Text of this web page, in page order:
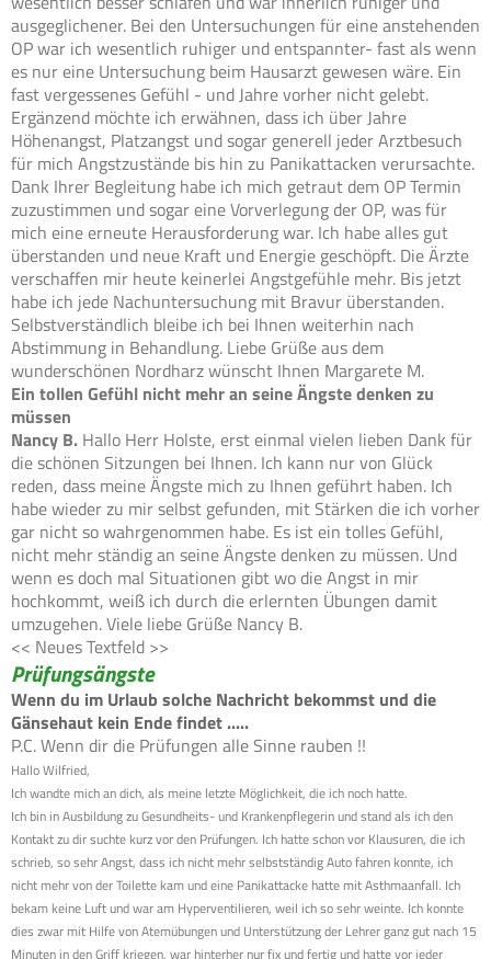
ausgeglichener. Bei den Untersuchungen für eine anstehenden
OP war ich wesentlich ruhiger und entspannter- fast als wenn
es nur eine Untersuchung beim Hausarzt gewesen wäre. Ein
fast vergessenes Gefühl - und Jahre vorher nicht gelebt.
Ergänzend möchte ich erwähnen, dass ich über Jahre
Höhenangst, Platzangst und sogar generell jeder Arztbesuch
für mich Angstzustände bis hin zu Panikattacken verursachte.
Dank Ihrer Begleitung habe ich mich getraut dem OP Termin
zuzustimmen und sogar eine Vorverlegung der OP, was für
mich eine erneute Herausforderung war. Ich habe alles gut
überstanden und neue Kraft und Energie geschöpft. Die Ärzte
verschaffen mir heute keinerlei Angstgefühle mehr. Bis jetzt
habe ich jede Nachuntersuchung mit Bravur überstanden.
Selbstverständlich bleibe ich bei Ihnen weiterhin nach
Abstimmung in Behandlung. Liebe Grüße aus dem
wunderschönen Nordharz wünscht Ihnen Margarete M.
Ein tollen Gefühl nicht mehr an seine Ängste denken zu
müssen
Nancy B. Hallo Herr Holste, erst einmal vielen lieben Dank für
die schönen Sitzungen bei Ihnen. Ich kann nur von Glück
reden, dass meine Ängste mich zu Ihnen geführt haben. Ich
habe wieder zu mir selbst gefunden, mit Stärken die ich vorher
gar nicht so wahrgenommen habe. Es ist ein tolles Gefühl,
nicht mehr ständig an seine Ängste denken zu müssen. Und
wenn es doch mal Situationen gibt wo die Angst in mir
hochkommt, weiß ich durch die erlernten Übungen damit
umzugehen. Viele liebe Grüße Nancy B.
<< Neues Textfeld >>
Prüfungsängste
Wenn du im Urlaub solche Nachricht bekommst und die
Gänsehaut kein Ende findet .....
P.C. Wenn dir die Prüfungen alle Sinne rauben !!
Hallo Wilfried,
Ich wandte mich an dich, als meine letzte Möglichkeit, die ich noch hatte.
Ich bin in Ausbildung zu Gesundheits- und Krankenpflegerin und stand als ich den
Kontakt zu dir suchte kurz vor den Prüfungen. Ich hatte schon vor Klausuren, die ich
schrieb, so sehr Angst, dass ich nicht mehr selbstständig Auto fahren konnte, ich
nicht mehr von der Toilette kam und eine Panikattacke hatte mit Asthmaanfall. Ich
bekam keine Luft und war am Hyperventilieren, weil ich so sehr weinte. Ich konnte
dies zwar mit Hilfe von Atemübungen und Unterstützung der Lehrer ganz gut nach 15
Minuten in den Griff kriegen, war hinterher nur fix und fertig und hatte vor jeder